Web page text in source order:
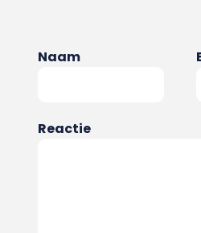
Naam
Reactie